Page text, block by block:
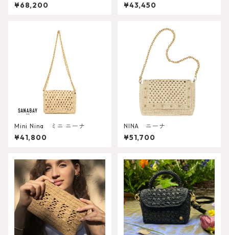
¥68,200 ¥43,450
Mini Nina ミニ ニーナ
¥41,800
NINA ニーナ
¥51,700